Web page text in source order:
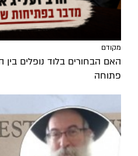
מקודם
האם הבחורים בלוד נופלים
פתוחה